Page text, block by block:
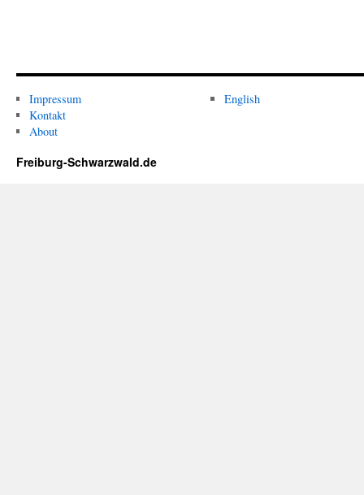
Impressum
Kontakt
About
English
Freiburg-Schwarzwald.de